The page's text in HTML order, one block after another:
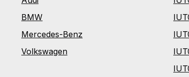
BMW
Mercedes-Benz
Volkswagen
I